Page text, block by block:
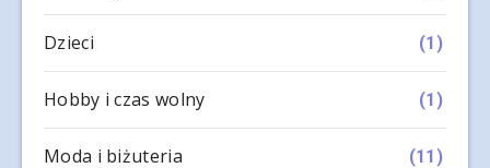
Dzieci (1)
Hobby i czas wolny (1)
Moda i biżuteria (11)